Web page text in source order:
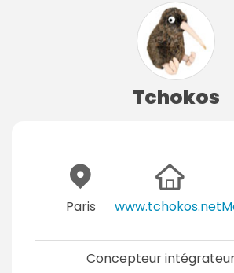
Tchokos
Paris www.tchokos.net
Concepteur